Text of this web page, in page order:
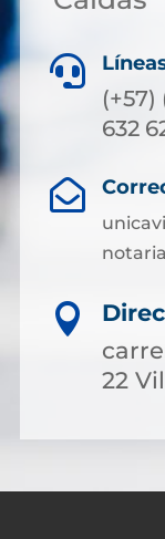

(+57)
632


22